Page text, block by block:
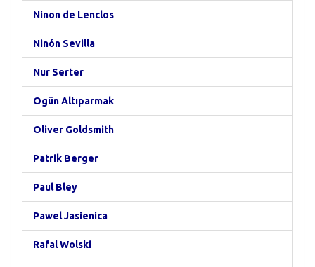
Ninon de Lenclos
Ninón Sevilla
Nur Serter
Ogün Altıparmak
Oliver Goldsmith
Patrik Berger
Paul Bley
Pawel Jasienica
Rafal Wolski